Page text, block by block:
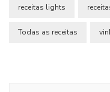
receitas lights
Todas as receitas